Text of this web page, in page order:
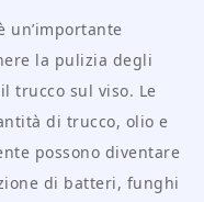
un’importante
la pulizia degli
trucco sul viso. Le
di trucco, olio e
possono diventare
di batteri, funghi